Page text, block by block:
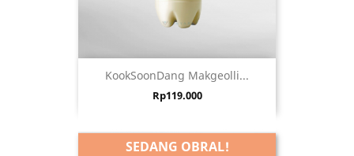
KookSoonDang Makgeolli...
Harga
Rp119.000
SEDANG OBRAL!